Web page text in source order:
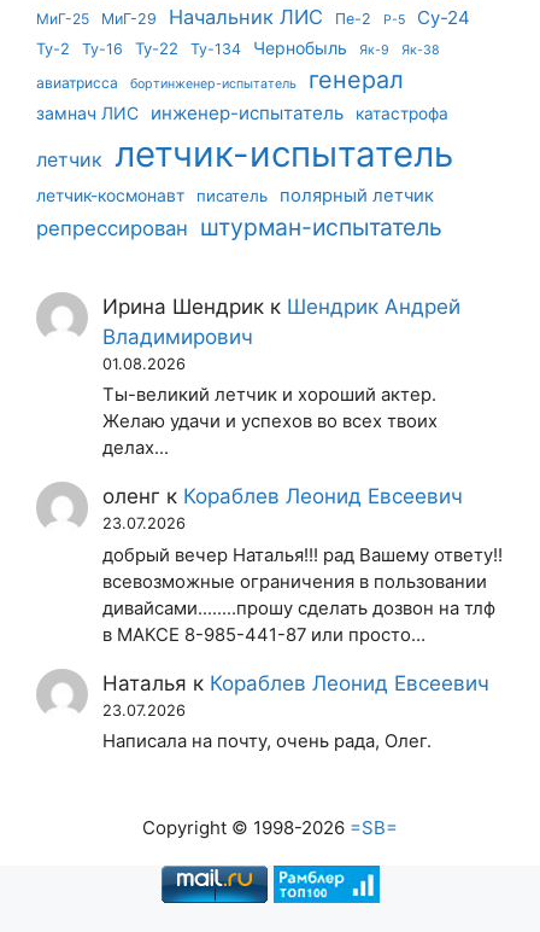
МиГ-25
МиГ-29 Начальник ЛИС Пе-2 Р-5 Су-24
Ту-2 Ту-16 Ту-22 Ту-134 Чернобыль Як-9 Як-38
авиатрисса бортинженер-испытатель генерал
замнач ЛИС инженер-испытатель катастрофа
летчик летчик-испытатель
летчик-космонавт писатель полярный летчик
репрессирован штурман-испытатель
Ирина Шендрик к Шендрик Андрей
Владимирович
01.08.2026
Ты-великий летчик и хороший актер.
Желаю удачи и успехов во всех твоих
делах...
оленг к Кораблев Леонид Евсеевич
23.07.2026
добрый вечер Наталья!!! рад Вашему ответу!!
всевозможные ограничения в пользовании
дивайсами........прошу сделать дозвон на тлф
в МАКСЕ 8-985-441-87 или просто…
Наталья к Кораблев Леонид Евсеевич
23.07.2026
Написала на почту, очень рада, Олег.
Copyright © 1998-2026 =SB=